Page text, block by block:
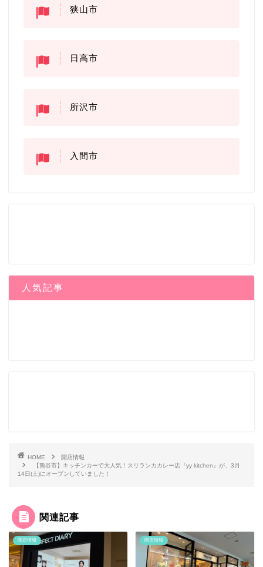
狭山市
日高市
所沢市
入間市
人気記事
HOME
開店情報
【熊谷市】キッチンカーで大人気！スリランカカレー店『yy kitchen』が、3月
14日(土)にオープンしていました！
関連記事
開店情報 開店情報